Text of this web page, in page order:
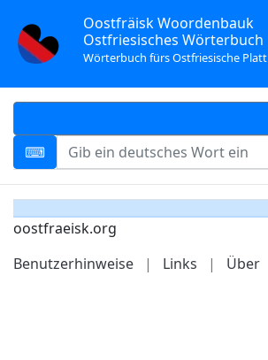
Oostfräisk Woordenbauk
Ostfriesisches Wörterbuch
Wörterbuch fürs Ostfriesische Platt
oostfraeisk.org
Benutzerhinweise
| Links | Über